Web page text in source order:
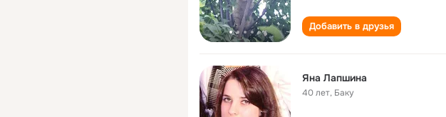
Добавить в друзья
Яна Лапшина
40 лет, Баку